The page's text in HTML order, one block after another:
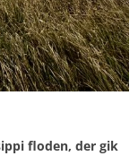
floden, der gik